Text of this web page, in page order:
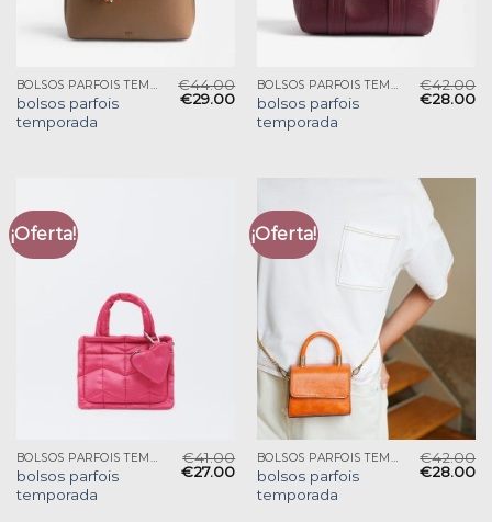
bolsos parfois
temporada
€44.00
€29.00
bolsos parfois
temporada
€42.00
€28.00
¡Oferta!
BOLSOS PARFOIS TEMPORADA
bolsos parfois
temporada
€41.00
€27.00
¡Oferta!
BOLSOS PARFOIS TEMPORADA
bolsos parfois
temporada
€42.00
€28.00